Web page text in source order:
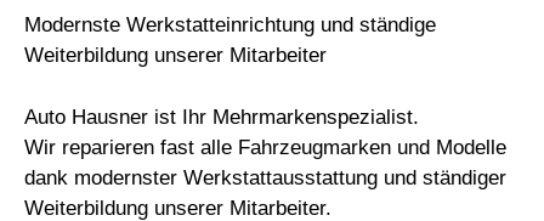
Modernste Werkstatteinrichtung und ständige
Weiterbildung unserer Mitarbeiter
Auto Hausner ist Ihr Mehrmarkenspezialist.
Wir reparieren fast alle Fahrzeugmarken und Modelle
dank modernster Werkstattausstattung und ständiger
Weiterbildung unserer Mitarbeiter.